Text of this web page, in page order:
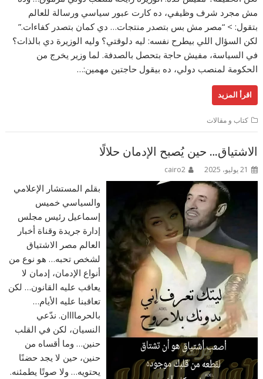
مش مجرد شرف وظيفي، ده كارت عبور سياسي ورسالة للعالم
بتقول: > “مصر مش بس بتصدر منتجات… دي كمان بتصدر كفاءات.”
لكن السؤال اللي بيطرح نفسه: ليه دلوقتي؟ وليه الوزيرة دي بالذات؟
في السياسة، مفيش حاجة بتحصل بالصدفة. لما وزير يخرج من
الحكومة لمنصب دولي، ده بيقول حاجتين مهمين:…
اقرأ المزيد
كتاب و مقالات
الاشتياق… حين يُصبح الإدمان حلالًا
21 يوليو، 2025 cairo2
بقلم المستشار الإعلامي
والسياسي خميس
إسماعيل رئيس مجلس
إدارة جريدة وقناة أخبار
العالم مصر الاشتياق
لشخص تحبه… هو نوع من
أنواع الإدمان، إدمان لا
يعاقب عليه القانون… لكن
تعاقبنا عليه الأيام…
بالحرماااان. ندّعي
النسيان، لكن في القلب
حنين… وما أقساه من
حنين، حين لا يجد حضنًا
يحتويه… ولا صوتًا يطمئنه.